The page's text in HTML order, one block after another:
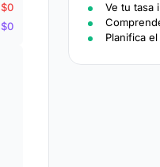
$0
$0
Ve tu tasa
Planifica